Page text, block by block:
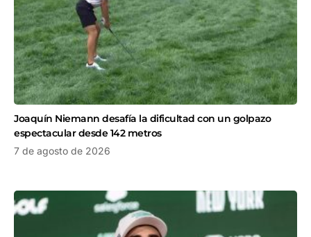
Joaquín Niemann desafía la dificultad con un golpazo
espectacular desde 142 metros
7 de agosto de 2026